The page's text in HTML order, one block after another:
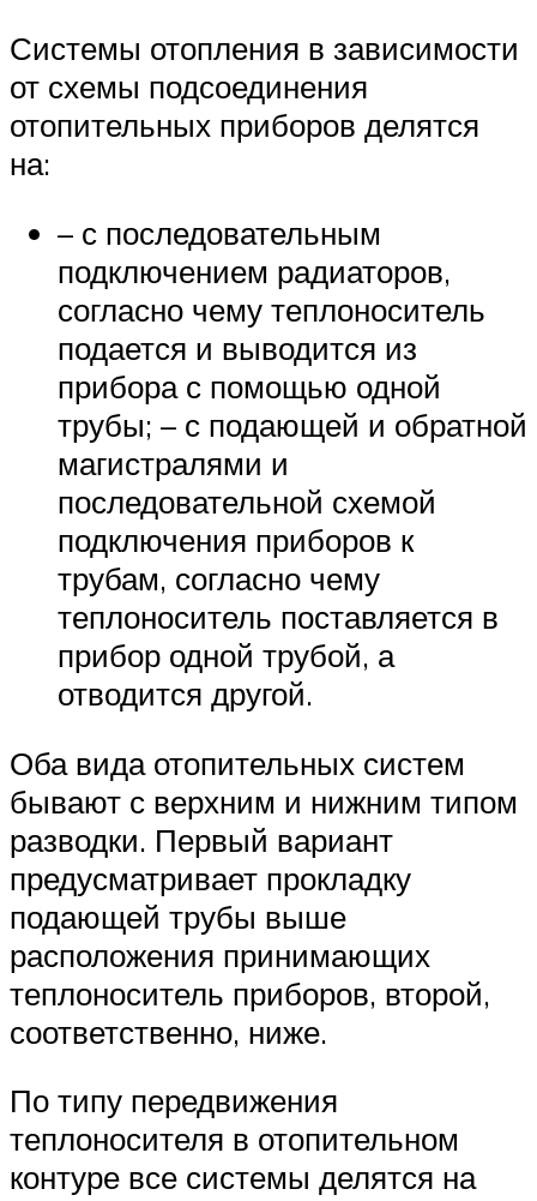
Системы отопления в зависимости
от схемы подсоединения
отопительных приборов делятся
на:
– с последовательным
подключением радиаторов,
согласно чему теплоноситель
подается и выводится из
прибора с помощью одной
трубы; – с подающей и обратной
магистралями и
последовательной схемой
подключения приборов к
трубам, согласно чему
теплоноситель поставляется в
прибор одной трубой, а
отводится другой.
Оба вида отопительных систем
бывают с верхним и нижним типом
разводки. Первый вариант
предусматривает прокладку
подающей трубы выше
расположения принимающих
теплоноситель приборов, второй,
соответственно, ниже.
По типу передвижения
теплоносителя в отопительном
контуре все системы делятся на